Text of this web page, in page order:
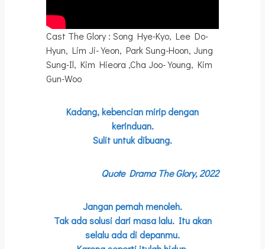
Cast The Glory : Song Hye-Kyo, Lee Do-
Hyun, Lim Ji-Yeon, Park Sung-Hoon, Jung
Sung-Il, Kim Hieora ,Cha Joo-Young, Kim
Gun-Woo
Kadang, kebencian mirip dengan
kerinduan.
Sulit untuk dibuang.
Quote Drama The Glory, 2022
Jangan pernah menoleh.
Tak ada solusi dari masa lalu. Itu akan
selalu ada di depanmu.